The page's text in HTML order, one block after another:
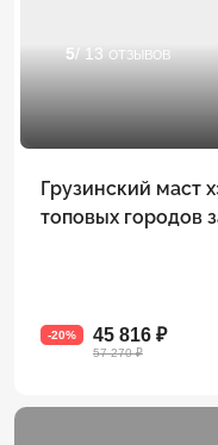
5/ 13 отзывов
Грузинский маст
топовых городов
-20% 45 816 ₽
57 270 ₽